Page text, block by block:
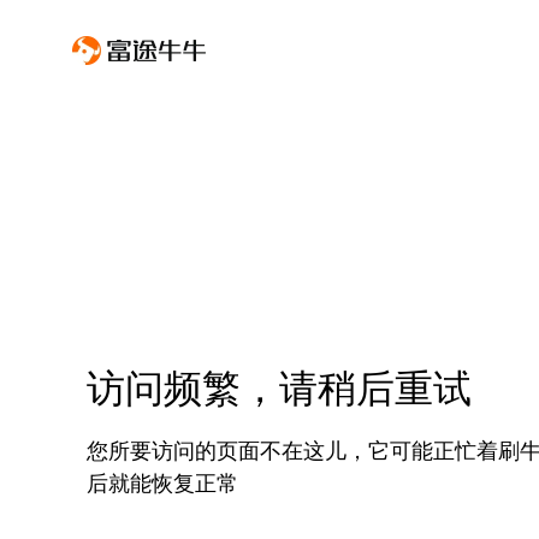
访问频繁，请稍后重试
您所要访问的页面不在这儿，它可能正忙着刷
后就能恢复正常